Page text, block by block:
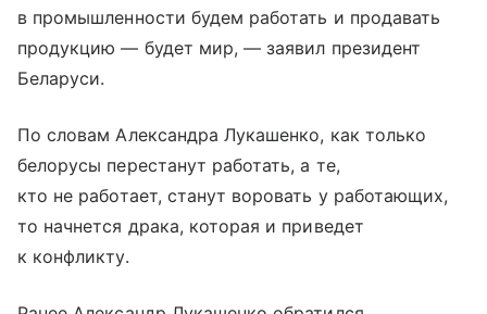
в промышленности будем работать и продавать
продукцию — будет мир, — заявил президент
Беларуси.
По словам Александра Лукашенко, как только
белорусы перестанут работать, а те,
кто не работает, станут воровать у работающих,
то начнется драка, которая и приведет
к конфликту.